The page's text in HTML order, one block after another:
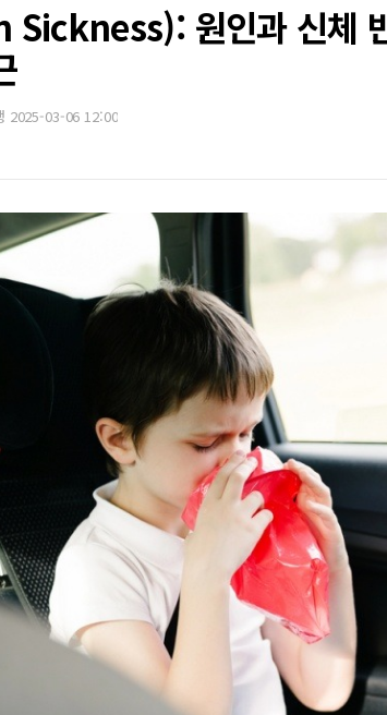
원인과 신체
2025-03-06 12:00